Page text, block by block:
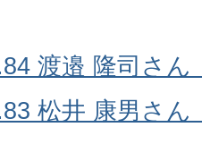
渡邉 隆司さん
松井 康男さん